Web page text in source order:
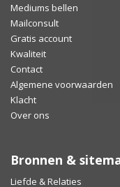
Mediums bellen
Mailconsult
Gratis account
Kwaliteit
Contact
Algemene voorwaarden
Klacht
Over ons
Bronnen &
Liefde & Relaties